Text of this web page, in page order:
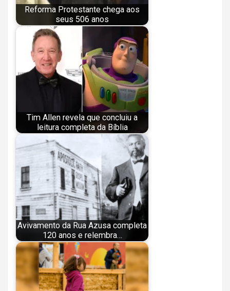
Reforma Protestante chega aos
seus 506 anos
Tim Allen revela que concluiu a
leitura completa da Bíblia
Avivamento da Rua Azusa completa
120 anos e relembra…